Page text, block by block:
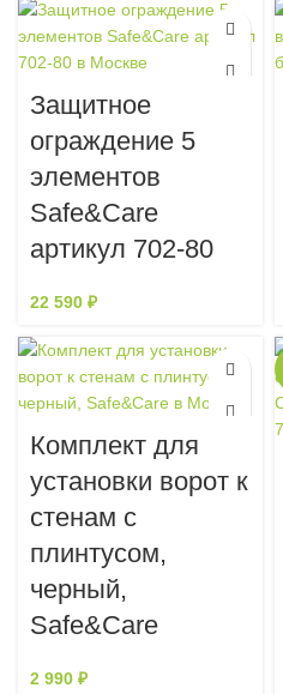
Защитное
ограждение 5
элементов
Safe&Care
артикул 702-80
22 590 ₽
Комплект для
установки ворот к
стенам с
плинтусом,
черный,
Safe&Care
2 990 ₽